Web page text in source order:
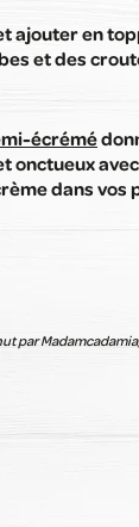
ajouter en
et des
écrémé
onctueux
dans vos
par